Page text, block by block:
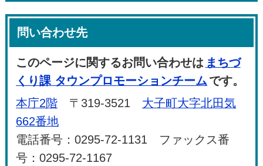
問い合わせ先
このページに関するお問い合わせは まちづ
くり課 タウンプロモーションチーム です。
本庁2階 〒319-3521 大子町大字北田気
662番地
電話番号：0295-72-1131 ファックス番
号：0295-72-1167